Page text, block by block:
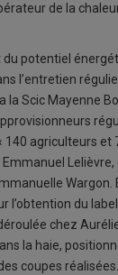
de la
du potentiel
l’entretien
la Scic Mayenne
140 agriculteurs et
Wargon.
l’obtention du
chez
la haie,
coupes